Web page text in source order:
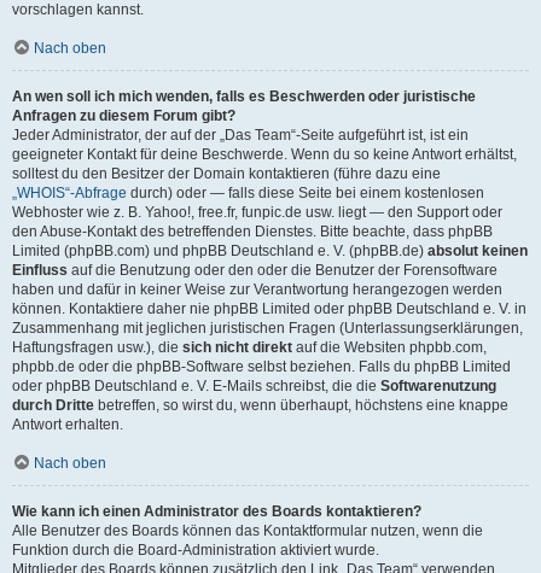
vorschlagen kannst.
Nach oben
An wen soll ich mich wenden, falls es Beschwerden oder juristische
Anfragen zu diesem Forum gibt?
Jeder Administrator, der auf der „Das Team“-Seite aufgeführt ist, ist ein
geeigneter Kontakt für deine Beschwerde. Wenn du so keine Antwort erhältst,
solltest du den Besitzer der Domain kontaktieren (führe dazu eine
„WHOIS“-Abfrage durch) oder — falls diese Seite bei einem kostenlosen
Webhoster wie z. B. Yahoo!, free.fr, funpic.de usw. liegt — den Support oder
den Abuse-Kontakt des betreffenden Dienstes. Bitte beachte, dass phpBB
Limited (phpBB.com) und phpBB Deutschland e. V. (phpBB.de) absolut keinen
Einfluss auf die Benutzung oder den oder die Benutzer der Forensoftware
haben und dafür in keiner Weise zur Verantwortung herangezogen werden
können. Kontaktiere daher nie phpBB Limited oder phpBB Deutschland e. V. in
Zusammenhang mit jeglichen juristischen Fragen (Unterlassungserklärungen,
Haftungsfragen usw.), die sich nicht direkt auf die Websiten phpbb.com,
phpbb.de oder die phpBB-Software selbst beziehen. Falls du phpBB Limited
oder phpBB Deutschland e. V. E-Mails schreibst, die die Softwarenutzung
durch Dritte betreffen, so wirst du, wenn überhaupt, höchstens eine knappe
Antwort erhalten.
Nach oben
Wie kann ich einen Administrator des Boards kontaktieren?
Alle Benutzer des Boards können das Kontaktformular nutzen, wenn die
Funktion durch die Board-Administration aktiviert wurde.
Mitglieder des Boards können zusätzlich den Link „Das Team“ verwenden.